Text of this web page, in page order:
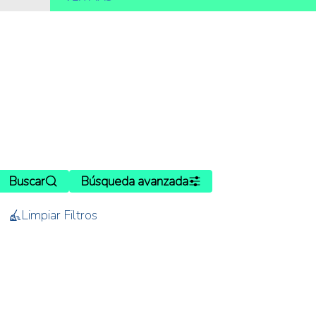
Buscar
Búsqueda avanzada
Limpiar Filtros